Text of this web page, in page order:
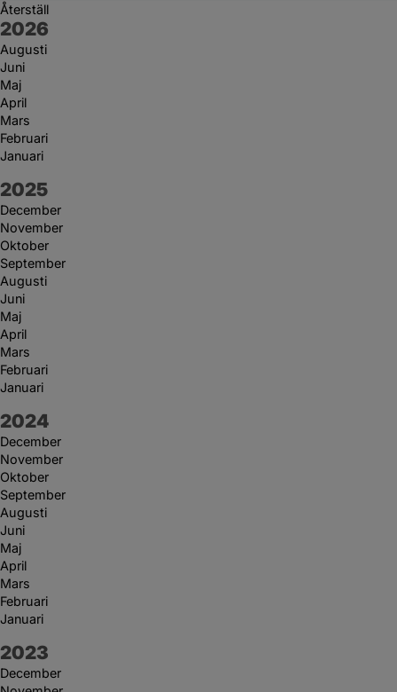
Återställ
År:
2026
Augusti
Juni
Maj
April
Mars
Februari
Januari
År:
2025
December
November
Oktober
September
Augusti
Juni
Maj
April
Mars
Februari
Januari
År:
2024
December
November
Oktober
September
Augusti
Juni
Maj
April
Mars
Februari
Januari
År:
2023
December